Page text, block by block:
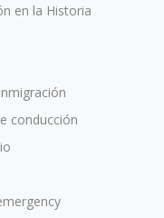
en la Historia
conducción